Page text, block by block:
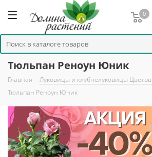
0
Тюльпан Реноун Юник
Главная - Луковицы и клубнелуковицы Цветов
Тюльпан Реноун Юник